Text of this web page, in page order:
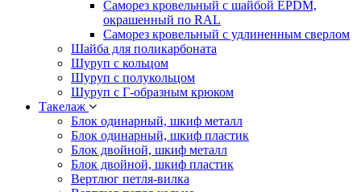
Саморез кровельный с шайбой EPDM,
окрашенный по RAL
Саморез кровельный с удлиненным сверлом
Шайба для поликарбоната
Шуруп с кольцом
Шуруп с полукольцом
Шуруп с Г-образным крюком
Такелаж
Блок одинарный, шкиф металл
Блок одинарный, шкиф пластик
Блок двойной, шкиф металл
Блок двойной, шкиф пластик
Вертлюг петля-вилка